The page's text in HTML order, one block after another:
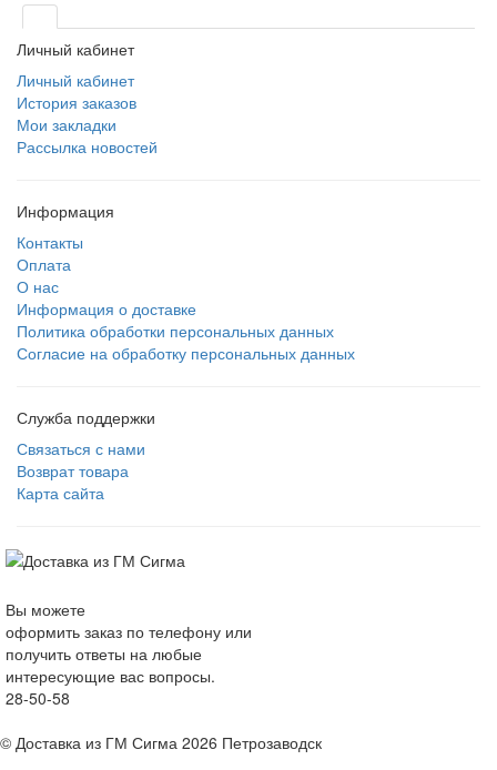
Личный кабинет
Личный кабинет
История заказов
Мои закладки
Рассылка новостей
Информация
Контакты
Оплата
О нас
Информация о доставке
Политика обработки персональных данных
Согласие на обработку персональных данных
Служба поддержки
Связаться с нами
Возврат товара
Карта сайта
Вы можете
оформить заказ по телефону или
получить ответы на любые
интересующие вас вопросы.
28-50-58
© Доставка из ГМ Сигма 2026 Петрозаводск